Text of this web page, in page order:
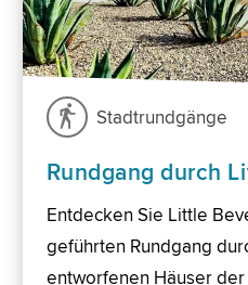
Stadtrundgänge
Rundgang durch
Entdecken Sie Little
geführten Rundgang
entworfenen Häuser